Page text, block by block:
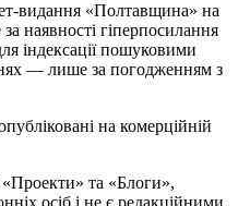
видання «Полтавщина» на
наявності гіперпосилання
індексації пошуковими
— лише за погодженням з
на комерційній
«Проекти» та «Блоги»,
осіб і не є редакційними.